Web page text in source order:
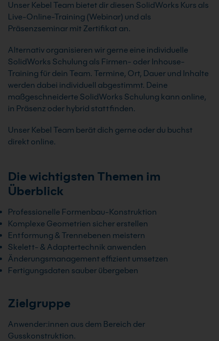
Unser Kebel Team bietet dir diesen SolidWorks Kurs als
Live-Online-Training (Webinar) und als
Präsenzseminar mit Zertifikat an.
Alternativ organisieren wir gerne eine individuelle
SolidWorks Schulung als Firmen- oder Inhouse-
Training für dein Team. Termine, Ort, Dauer und Inhalte
werden dabei individuell abgestimmt. Deine
maßgeschneiderte SolidWorks Schulung kann online,
in Präsenz oder hybrid stattfinden.
Unser Kebel Team berät dich gerne oder du buchst
direkt online.
Die wichtigsten Themen im
Überblick
Professionelle Formenbau-Konstruktion
Komplexe Geometrien sicher erstellen
Entformung & Trennebenen meistern
Skelett- & Adaptertechnik anwenden
Änderungsmanagement effizient umsetzen
Fertigungsdaten sauber übergeben
Zielgruppe
Anwender:innen aus dem Bereich der
Gusskonstruktion.